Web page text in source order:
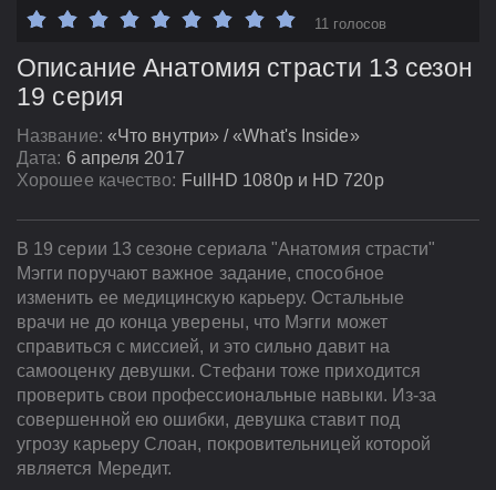
Описание Анатомия страсти 13 сезон
19 серия
Название: «Что внутри» / «What's Inside»
Дата: 6 апреля 2017
Хорошее качество: FullHD 1080p и HD 720p
11 голосов
В 19 серии 13 сезоне сериала "Анатомия страсти"
Мэгги поручают важное задание, способное
изменить ее медицинскую карьеру. Остальные
врачи не до конца уверены, что Мэгги может
справиться с миссией, и это сильно давит на
самооценку девушки. Стефани тоже приходится
проверить свои профессиональные навыки. Из-за
совершенной ею ошибки, девушка ставит под
угрозу карьеру Слоан, покровительницей которой
является Мередит.